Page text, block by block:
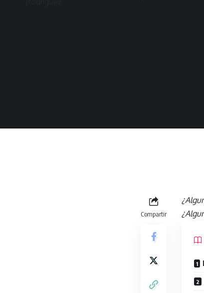
Compartir